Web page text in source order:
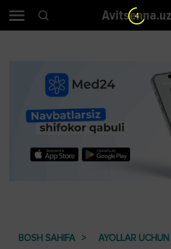
Avitsenna.uz
BOSH SAHIFA AYOLLAR UCHUN
3